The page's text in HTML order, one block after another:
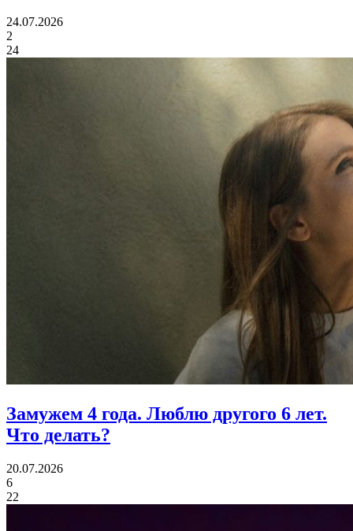
24.07.2026
2
24
Замужем 4 года. Люблю другого 6 лет.
Что делать?
20.07.2026
6
22